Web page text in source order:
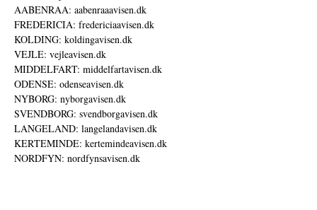
AABENRAA: aabenraaavisen.dk
FREDERICIA: fredericiaavisen.dk
KOLDING: koldingavisen.dk
VEJLE: vejleavisen.dk
MIDDELFART: middelfartavisen.dk
ODENSE: odenseavisen.dk
NYBORG: nyborgavisen.dk
SVENDBORG: svendborgavisen.dk
LANGELAND: langelandavisen.dk
KERTEMINDE: kertemindeavisen.dk
NORDFYN: nordfynsavisen.dk